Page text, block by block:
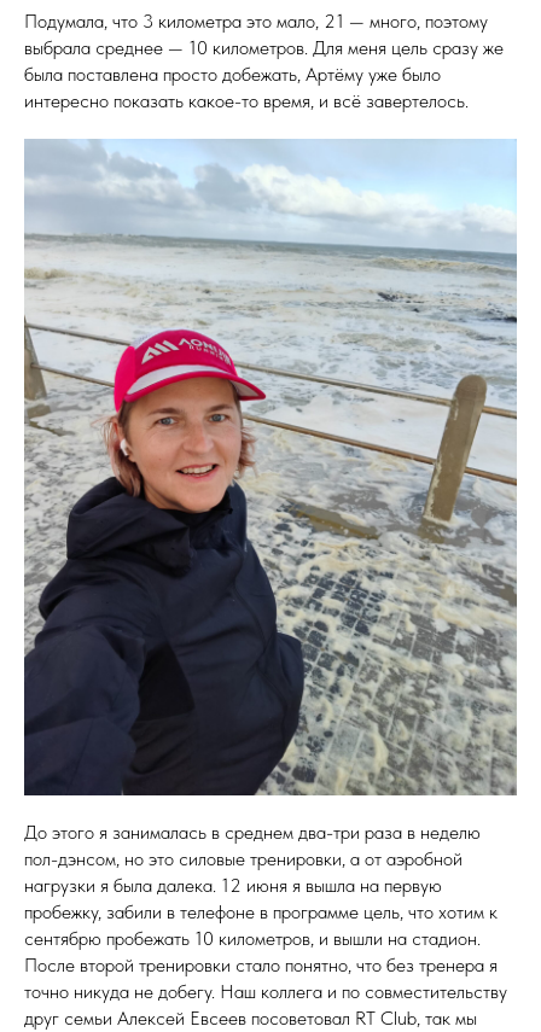
Подумала, что 3 километра это мало, 21 — много, поэтому
выбрала среднее — 10 километров. Для меня цель сразу же
была поставлена просто добежать, Артёму уже было
интересно показать какое-то время, и всё завертелось.
До этого я занималась в среднем два-три раза в неделю
пол-дэнсом, но это силовые тренировки, а от аэробной
нагрузки я была далека. 12 июня я вышла на первую
пробежку, забили в телефоне в программе цель, что хотим к
сентябрю пробежать 10 километров, и вышли на стадион.
После второй тренировки стало понятно, что без тренера я
точно никуда не добегу. Наш коллега и по совместительству
друг семьи Алексей Евсеев посоветовал RT Club, так мы